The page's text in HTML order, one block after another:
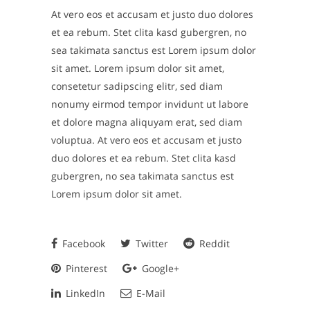
At vero eos et accusam et justo duo dolores
et ea rebum. Stet clita kasd gubergren, no
sea takimata sanctus est Lorem ipsum dolor
sit amet. Lorem ipsum dolor sit amet,
consetetur sadipscing elitr, sed diam
nonumy eirmod tempor invidunt ut labore
et dolore magna aliquyam erat, sed diam
voluptua. At vero eos et accusam et justo
duo dolores et ea rebum. Stet clita kasd
gubergren, no sea takimata sanctus est
Lorem ipsum dolor sit amet.
Facebook Twitter
Reddit
Pinterest
Google+
LinkedIn
E-Mail